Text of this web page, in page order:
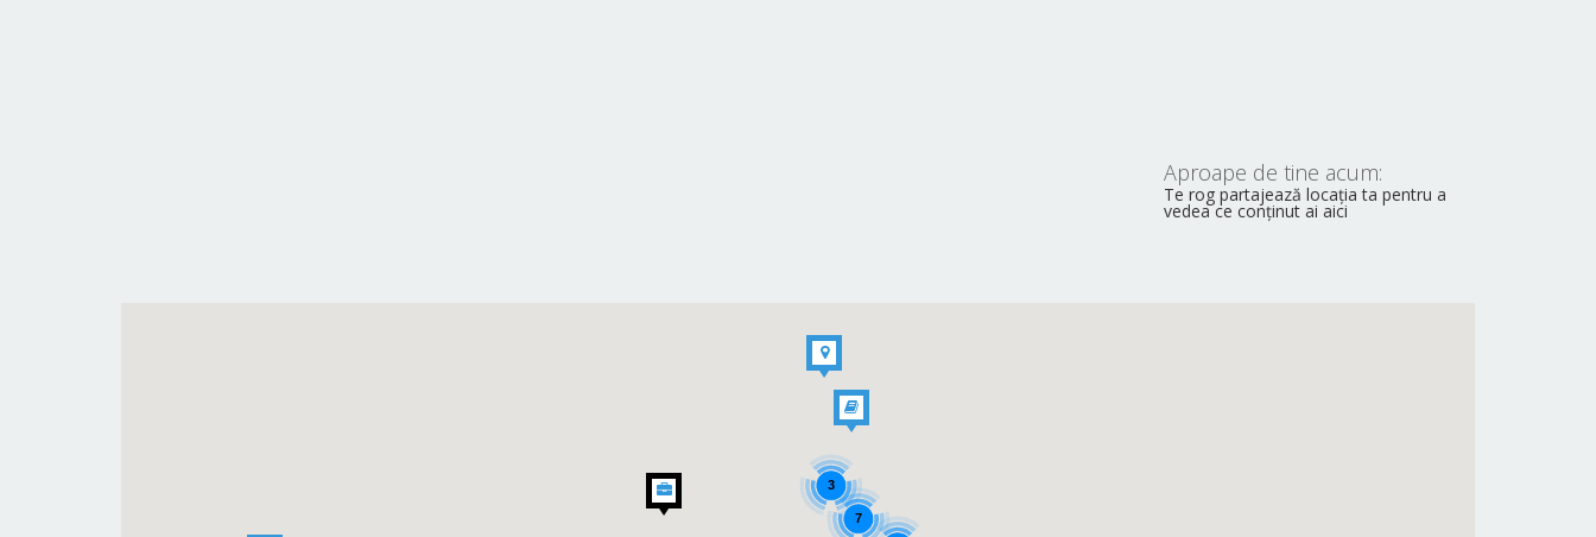
Aproape de tine acum:
Te rog partajează locația ta pentru a
vedea ce conținut ai aici
3
7